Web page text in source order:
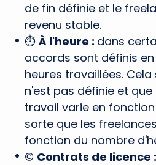
de fin définie et le
revenu stable.
⏱️ À l'heure : dans
accords sont définis
heures travaillées.
n'est pas définie et
travail varie en
sorte que les
fonction du nombre
©️ Contrats de licence :